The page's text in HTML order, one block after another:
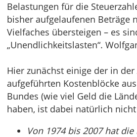
Belastungen für die
bisher aufgelaufenen Beträge
Vielfaches übersteigen – es
„Unendlichkeitslasten“.
Hier zunächst einige der in
aufgeführten Kostenblöcke
Bundes (wie viel Geld die
haben, ist dabei natürlich
Von 1974 bis 2007 hat